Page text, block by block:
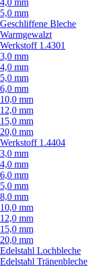
4,0 mm
5,0 mm
Geschliffene Bleche
Warmgewalzt
Werkstoff 1.4301
3,0 mm
4,0 mm
5,0 mm
6,0 mm
10,0 mm
12,0 mm
15,0 mm
20,0 mm
Werkstoff 1.4404
3,0 mm
4,0 mm
6,0 mm
5,0 mm
8,0 mm
10,0 mm
12,0 mm
15,0 mm
20,0 mm
Edelstahl Lochbleche
Edelstahl Tränenbleche